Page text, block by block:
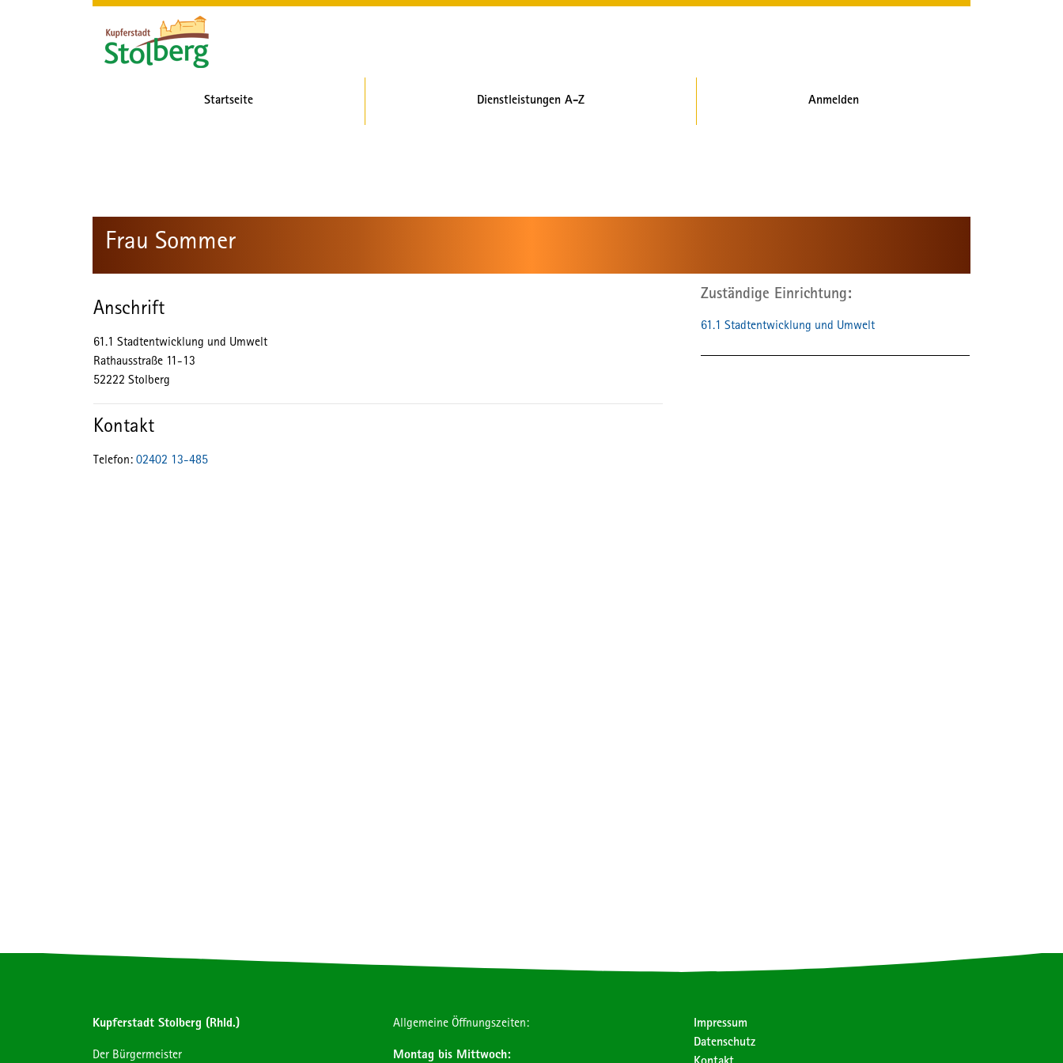
Startseite Dienstleistungen A-Z Anmelden
Frau Sommer
Anschrift
61.1 Stadtentwicklung und Umwelt
Rathausstraße 11-13
52222 Stolberg
Kontakt
Telefon: 02402 13-485
Zuständige Einrichtung
61.1 Stadtentwicklung und Umwelt
Kupferstadt Stolberg (Rhld.)
Der Bürgermeister
Allgemeine Öffnungszeiten:
Montag bis Mittwoch:
Impressum
Datenschutz